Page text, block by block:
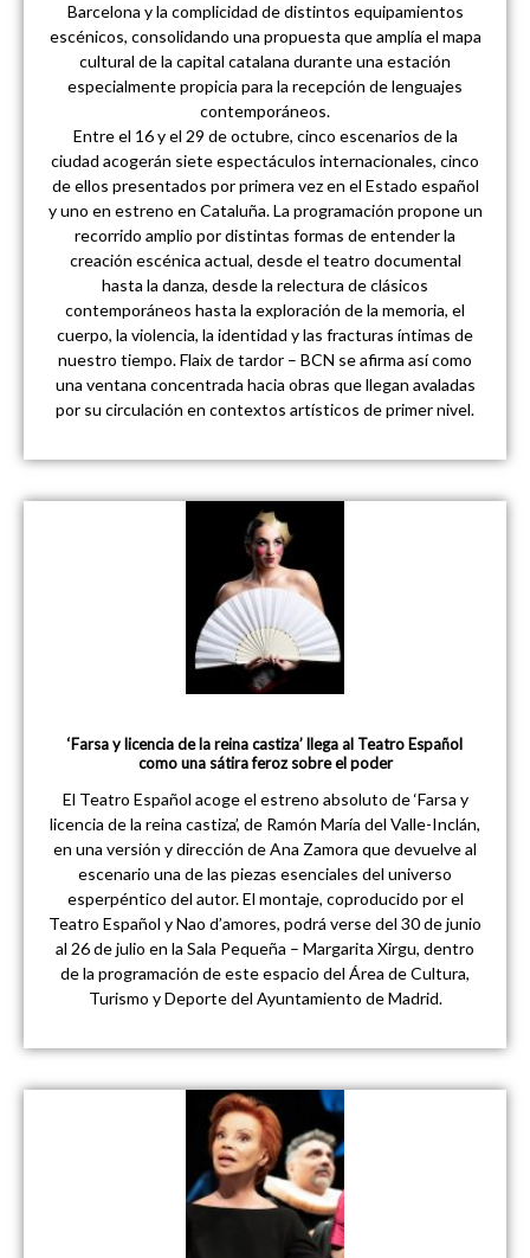
Barcelona y la complicidad de distintos equipamientos
escénicos, consolidando una propuesta que amplía el mapa
cultural de la capital catalana durante una estación
especialmente propicia para la recepción de lenguajes
contemporáneos.
Entre el 16 y el 29 de octubre, cinco escenarios de la
ciudad acogerán siete espectáculos internacionales, cinco
de ellos presentados por primera vez en el Estado español
y uno en estreno en Cataluña. La programación propone un
recorrido amplio por distintas formas de entender la
creación escénica actual, desde el teatro documental
hasta la danza, desde la relectura de clásicos
contemporáneos hasta la exploración de la memoria, el
cuerpo, la violencia, la identidad y las fracturas íntimas de
nuestro tiempo. Flaix de tardor – BCN se afirma así como
una ventana concentrada hacia obras que llegan avaladas
por su circulación en contextos artísticos de primer nivel.
‘Farsa y licencia de la reina castiza’ llega al Teatro Español
como una sátira feroz sobre el poder
El Teatro Español acoge el estreno absoluto de ‘Farsa y
licencia de la reina castiza’, de Ramón María del Valle-Inclán,
en una versión y dirección de Ana Zamora que devuelve al
escenario una de las piezas esenciales del universo
esperpéntico del autor. El montaje, coproducido por el
Teatro Español y Nao d’amores, podrá verse del 30 de junio
al 26 de julio en la Sala Pequeña – Margarita Xirgu, dentro
de la programación de este espacio del Área de Cultura,
Turismo y Deporte del Ayuntamiento de Madrid.